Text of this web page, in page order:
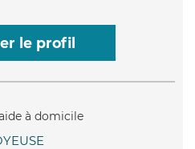
le profil